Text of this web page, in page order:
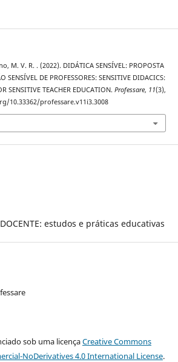
M. V. R. . (2022). DIDÁTICA SENSÍVEL: PROPOSTA
SENSÍVEL DE PROFESSORES: SENSITIVE DIDACICS:
SENSITIVE TEACHER EDUCATION. Professare, 11(3),
10.33362/professare.v11i3.3008
estudos e práticas educativas
sob uma licençaCreative Commons
NoDerivatives 4.0 International License.